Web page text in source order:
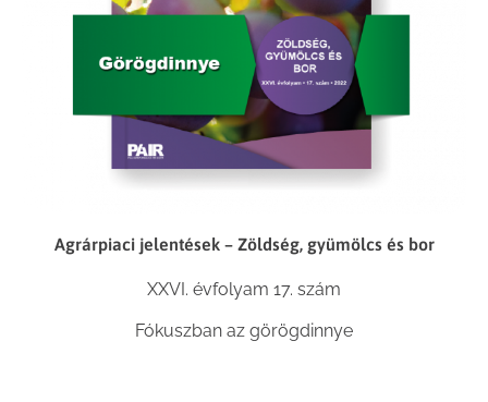
Agrárpiaci jelentések – Zöldség, gyümölcs és bor
XXVI. évfolyam 17. szám
Fókuszban az görögdinnye